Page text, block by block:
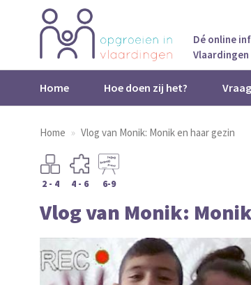
Dé online
Vlaardingen
Home Hoe doen zij het?
Home Vlog van Monik: Monik en haar gezin
2 - 4 4 - 6 6-9
Vlog van Monik: